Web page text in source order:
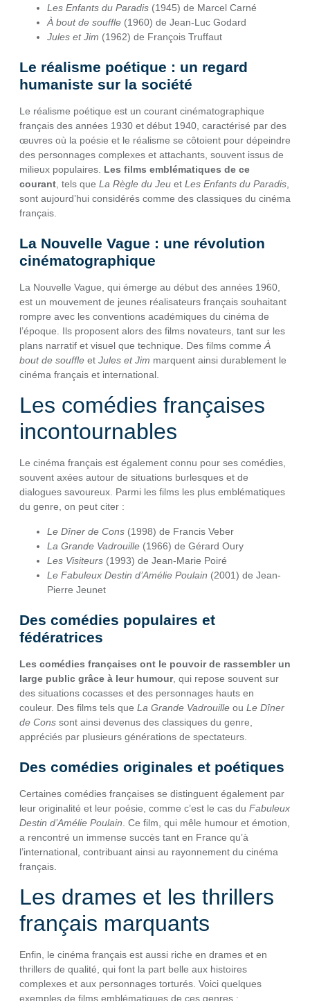
Les Enfants du Paradis (1945) de Marcel Carné
À bout de souffle (1960) de Jean-Luc Godard
Jules et Jim (1962) de François Truffaut
Le réalisme poétique : un regard
humaniste sur la société
Le réalisme poétique est un courant cinématographique
français des années 1930 et début 1940, caractérisé par des
œuvres où la poésie et le réalisme se côtoient pour dépeindre
des personnages complexes et attachants, souvent issus de
milieux populaires. Les films emblématiques de ce
courant , tels que La Règle du Jeu et Les Enfants du Paradis
sont aujourd’hui considérés comme des classiques du cinéma
français.
La Nouvelle Vague : une révolution
cinématographique
La Nouvelle Vague, qui émerge au début des années 1960,
est un mouvement de jeunes réalisateurs français souhaitant
rompre avec les conventions académiques du cinéma de
l’époque. Ils proposent alors des films novateurs, tant sur les
plans narratif et visuel que technique. Des films comme À
bout de souffle et Jules et Jim marquent ainsi durablement le
cinéma français et international.
Les comédies françaises
incontournables
Le cinéma français est également connu pour ses comédies,
souvent axées autour de situations burlesques et de
dialogues savoureux. Parmi les films les plus emblématiques
du genre, on peut citer :
Le Dîner de Cons (1998) de Francis Veber
La Grande Vadrouille (1966) de Gérard Oury
Les Visiteurs (1993) de Jean-Marie Poiré
Le Fabuleux Destin d’Amélie Poulain (2001) de Jean-
Pierre Jeunet
Des comédies populaires et
fédératrices
Les comédies françaises ont le pouvoir de rassembler un
large public grâce à leur humour, qui repose souvent sur
des situations cocasses et des personnages hauts en
couleur. Des films tels que La Grande Vadrouille ou Le Dîner
de Cons sont ainsi devenus des classiques du genre,
appréciés par plusieurs générations de spectateurs.
Des comédies originales et poétiques
Certaines comédies françaises se distinguent également par
leur originalité et leur poésie, comme c’est le cas du Fabuleux
Destin d’Amélie Poulain . Ce film, qui mêle humour et émotion,
a rencontré un immense succès tant en France qu’à
l’international, contribuant ainsi au rayonnement du cinéma
français.
Les drames et les thrillers
français marquants
Enfin, le cinéma français est aussi riche en drames et en
thrillers de qualité, qui font la part belle aux histoires
complexes et aux personnages torturés. Voici quelques
exemples de films emblématiques de ces genres :